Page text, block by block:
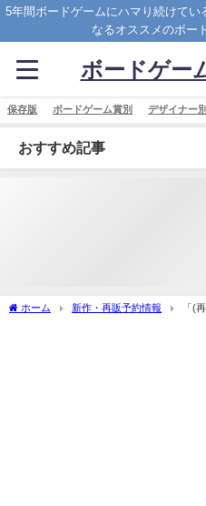
5年間ボードゲームにハマり続けてい
なるオススメのボー
ボードゲー
保存版 ボードゲーム賞別 デザイナー別
おすすめ記事
ホーム 新作・再販予約情報
「(